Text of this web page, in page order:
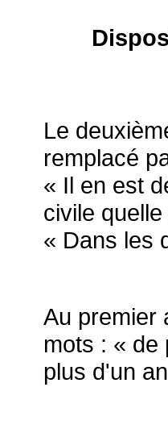
Le
remplacé
« Il en est
civile
« Dans les
Au premier
mots : « de
plus d'un